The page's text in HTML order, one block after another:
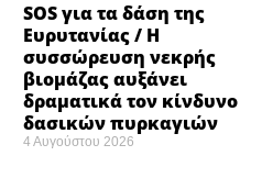
SOS για τα δάση της
Ευρυτανίας / Η
συσσώρευση νεκρής
βιομάζας αυξάνει
δραματικά τον κίνδυνο
δασικών πυρκαγιών
4 Αυγούστου 2026